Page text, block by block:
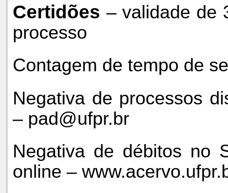
Certidões – validade de
processo
Contagem de tempo de
Negativa de processos
– pad@ufpr.br
Negativa de débitos no
online –